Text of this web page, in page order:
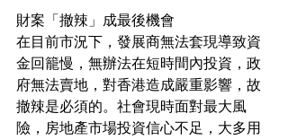
財案「撤辣」成最後機會
在目前市況下，發展商無法套現導致資
金回籠慢，無辦法在短時間內投資，政
府無法賣地，對香港造成嚴重影響，故
撤辣是必須的。社會現時面對最大風
險，房地產市場投資信心不足，大多用